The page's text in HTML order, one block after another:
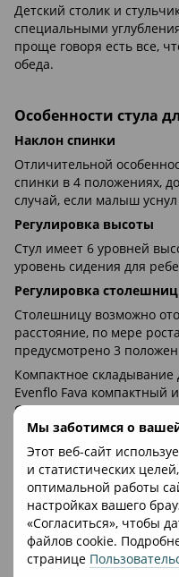
Мы заботимся о
Этот веб-сайт
и статистических
оптимальной работы
настройках вашего
«Согласиться», чтобы
файлов cookie.
странице
Детский столик и
специальными
проще говоря есть все,
обеда.
Особенности стула
Наклон спинки
Отличительной
спинки в 4 положениях,
случай, если малыш уснул
Регулировка высоты
Стул имеет 6 уровней
уровень сидения для
Регулировка
Столешницу возможно
расстояние, по мере
предусмотрено 3
Компактное складывание
Evenflo Fava компактный
безопасности Чтобы
в нем присутствуют 5-ти
разделителем для
пристегивать ребенка.
Размеры:
Ширина столика: 32
Длина столика: 59 см.
Высота в разложенном